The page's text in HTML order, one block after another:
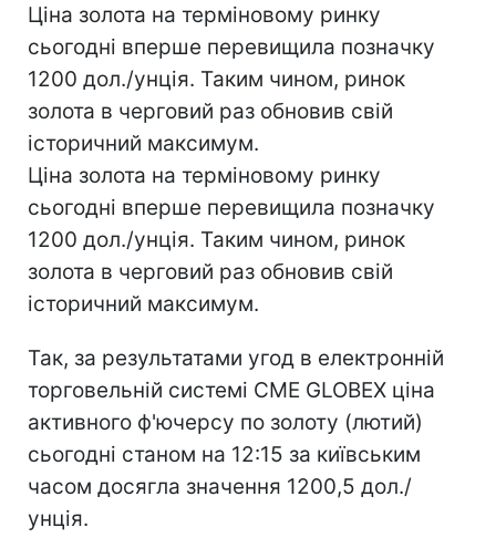
Ціна золота на терміновому ринку
сьогодні вперше перевищила позначку
1200 дол./унція. Таким чином, ринок
золота в черговий раз обновив свій
історичний максимум.
Ціна золота на терміновому ринку
сьогодні вперше перевищила позначку
1200 дол./унція. Таким чином, ринок
золота в черговий раз обновив свій
історичний максимум.
Так, за результатами угод в електронній
торговельній системі CME GLOBEX ціна
активного ф'ючерсу по золоту (лютий)
сьогодні станом на 12:15 за київським
часом досягла значення 1200,5 дол./
унція.